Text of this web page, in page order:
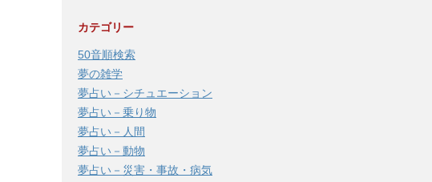
カテゴリー
50音順検索
夢の雑学
夢占い－シチュエーション
夢占い－乗り物
夢占い－人間
夢占い－動物
夢占い－災害・事故・病気